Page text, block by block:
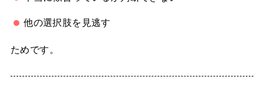
他の選択肢を見逃す
ためです。